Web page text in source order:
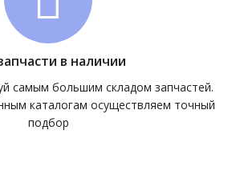
в наличии
самым большим складом запчастей.
каталогам осуществляем точный
подбор